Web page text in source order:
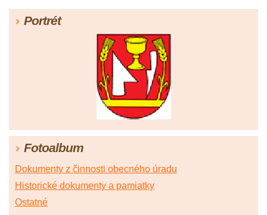
Portrét
Fotoalbum
Dokumenty z činnosti obecného úradu
Historické dokumenty a pamiatky
Ostatné